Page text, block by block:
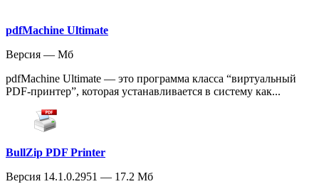
pdfMachine Ultimate
Версия — Мб
pdfMachine Ultimate — это программа класса “виртуальный
PDF-принтер”, которая устанавливается в систему как...
BullZip PDF Printer
Версия 14.1.0.2951 — 17.2 Мб